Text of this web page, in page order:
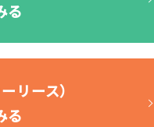
る
リース）
る